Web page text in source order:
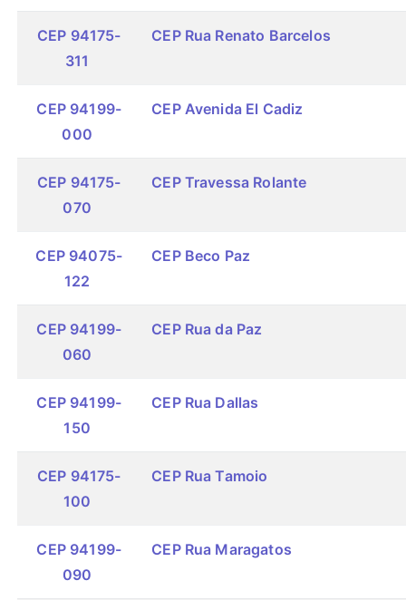
CEP 94175-
311
CEP Rua Renato Barcelos
CEP 94199-
000
CEP Avenida El Cadiz
CEP 94175-
070
CEP Travessa Rolante
CEP 94075-
122
CEP Beco Paz
CEP 94199-
060
CEP Rua da Paz
CEP 94199-
150
CEP Rua Dallas
CEP 94175-
100
CEP Rua Tamoio
CEP 94199-
090
CEP Rua Maragatos